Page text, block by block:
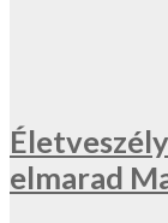
elmarad